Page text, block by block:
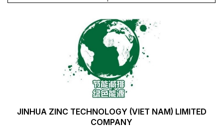
JINHUA ZINC TECHNOLOGY (VIET NAM) LIMITED
COMPANY